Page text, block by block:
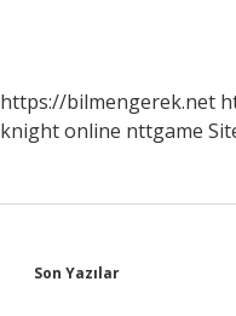
https://bilmengerek.net
knight online nttgame
Sidebar
Son Yazılar